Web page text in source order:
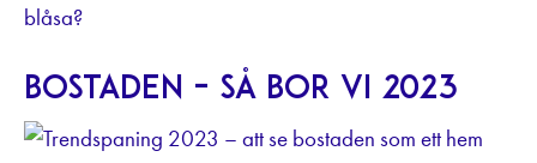
blåsa?
Bostaden – så bor vi 2023